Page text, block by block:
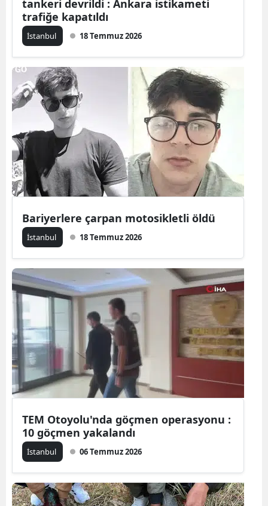
Muğla
Muş
Nevşehir
Ordu
Samsun
Siirt
Sinop
Sivas
Tekirdağ
Tokat
Van
tankeri devrildi : Ankara istikameti
trafiğe kapatıldı
İstanbul 18 Temmuz 2026
Bariyerlere çarpan motosikletli öldü
İstanbul 18 Temmuz 2026
TEM Otoyolu'nda göçmen operasyonu :
10 göçmen yakalandı
İstanbul 06 Temmuz 2026